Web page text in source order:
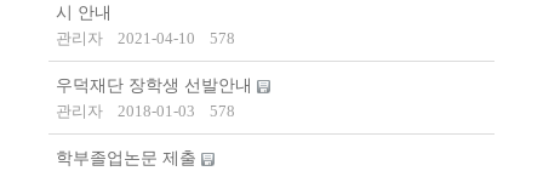
시 안내
관리자
2021-04-10 578
우덕재단 장학생 선발안내
관리자
2018-01-03 578
학부졸업논문 제출